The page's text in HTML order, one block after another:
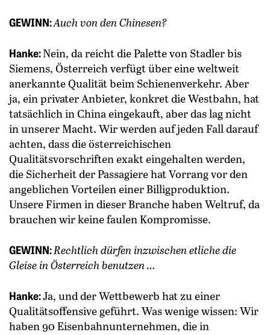
GEWINN:Auch von den Chinesen?
Hanke:Nein, da reicht die Palette von Stadler bis
Siemens, Österreich verfügt über eine weltweit
anerkannte Qualität beim Schienenverkehr. Aber
ja, ein privater Anbieter, konkret die Westbahn, hat
tatsächlich in China eingekauft, aber das lag nicht
in unserer Macht. Wir werden auf jeden Fall darauf
achten, dass die österreichischen
Qualitätsvorschriften exakt eingehalten werden,
die Sicherheit der Passagiere hat Vorrang vor den
angeblichen Vorteilen einer Billigproduktion.
Unsere Firmen in dieser Branche haben Weltruf, da
brauchen wir keine faulen Kompromisse.
GEWINN:Rechtlich dürfen inzwischen etliche die
Gleise in Österreich benutzen …
Hanke:Ja, und der Wettbewerb hat zu einer
Qualitätsoffensive geführt. Was wenige wissen: Wir
haben 90 Eisenbahnunternehmen, die in